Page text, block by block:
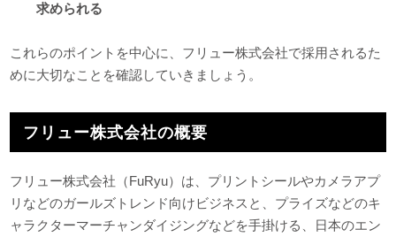
求められる
これらのポイントを中心に、フリュー株式会社で採用されるた
めに大切なことを確認していきましょう。
フリュー株式会社の概要
フリュー株式会社（FuRyu）は、プリントシールやカメラアプ
リなどのガールズトレンド向けビジネスと、プライズなどのキ
ャラクターマーチャンダイジングなどを手掛ける、日本のエン